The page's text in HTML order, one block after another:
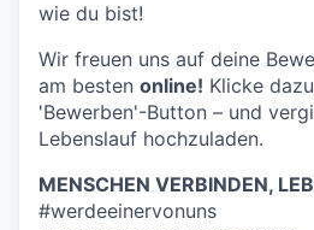
wie du bist!
Wir freuen uns auf deine
am besten online! Klicke
'Bewerben'-Button – und
Lebenslauf hochzuladen.
MENSCHEN VERBINDEN,
#werdeeinervonuns